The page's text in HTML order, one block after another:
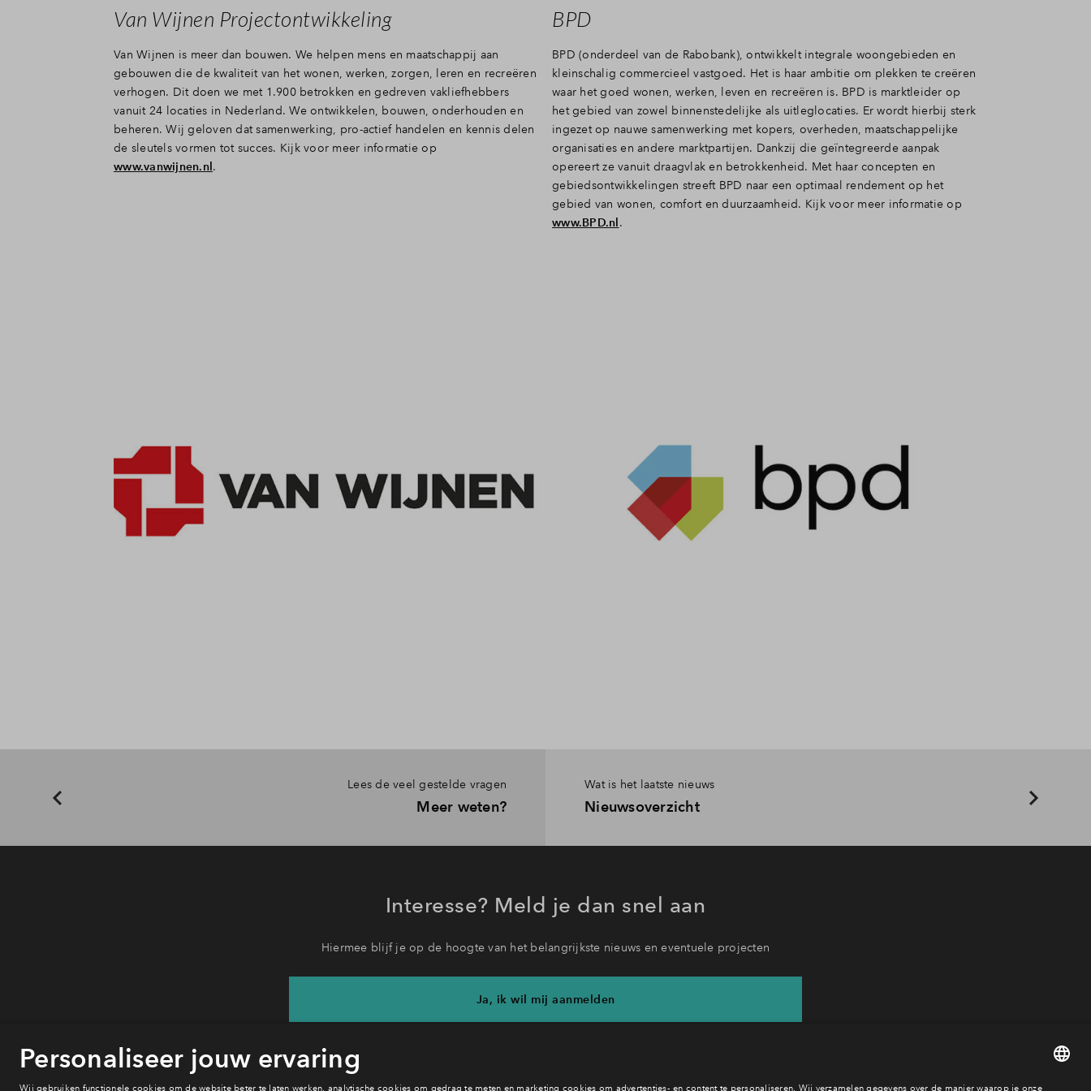
Contact
Van Wijnen Projectontwikkeling
Van Wijnen is meer dan bouwen. We helpen mens en maatschappij aan
gebouwen die de kwaliteit van het wonen, werken, zorgen, leren en recreëren
verhogen. Dit doen we met 1.900 betrokken en gedreven vakliefhebbers
vanuit 24 locaties in Nederland. We ontwikkelen, bouwen, onderhouden en
beheren. Wij geloven dat samenwerking, pro-actief handelen en kennis delen
de sleutels vormen tot succes. Kijk voor meer informatie op
www.vanwijnen.nl.
BPD
BPD (onderdeel van de Rabobank), ontwikkelt integrale woongebieden en
kleinschalig commercieel vastgoed. Het is haar ambitie om plekken te creëren
waar het goed wonen, werken, leven en recreëren is. BPD is marktleider op
het gebied van zowel binnenstedelijke als uitleglocaties. Er wordt hierbij sterk
ingezet op nauwe samenwerking met kopers, overheden, maatschappelijke
organisaties en andere marktpartijen. Dankzij die geïntegreerde aanpak
opereert ze vanuit draagvlak en betrokkenheid. Met haar concepten en
gebiedsontwikkelingen streeft BPD naar een optimaal rendement op het
gebied van wonen, comfort en duurzaamheid. Kijk voor meer informatie op
www.BPD.nl.
Lees de veel gestelde vragen
Meer weten?
Wat is het laatste nieuws
Nieuwsoverzicht
Interesse? Meld je dan snel aan
Hiermee blijf je op de hoogte van het belangrijkste nieuws en eventuele projecten
Ja, ik wil mij aanmelden
Heb je een vraag en wil je direct antwoord? Bel ons op